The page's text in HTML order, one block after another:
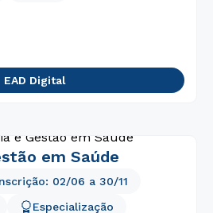
EAD Digital
em Saúde
Especialização
02/06 a 30/11